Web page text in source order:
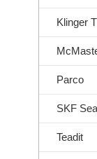
Klinger
Parco
SKF
Teadit